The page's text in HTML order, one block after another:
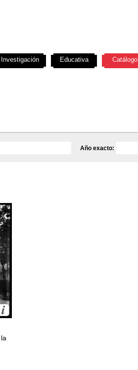
Año exacto:
Investigación Educativa Catálogo